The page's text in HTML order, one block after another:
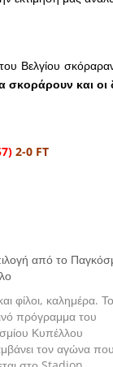
Βελγίου
σκοράρουν και
2-0 FT
από το
φίλοι, καλημέρα. Το
πρόγραμμα του
Κυπέλλου
τον αγώνα που